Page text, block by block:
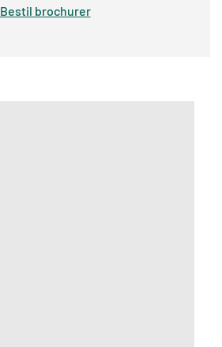
Bestil brochurer